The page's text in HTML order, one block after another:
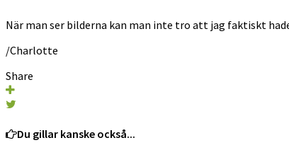
När man ser bilderna kan man inte tro att jag faktiskt
/Charlotte
Share
Du gillar kanske också...